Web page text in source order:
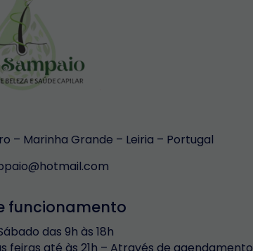
– Marinha Grande – Leiria – Portugal
funcionamento
das 9h às 18h
feiras até às 21h – Através de agendamento